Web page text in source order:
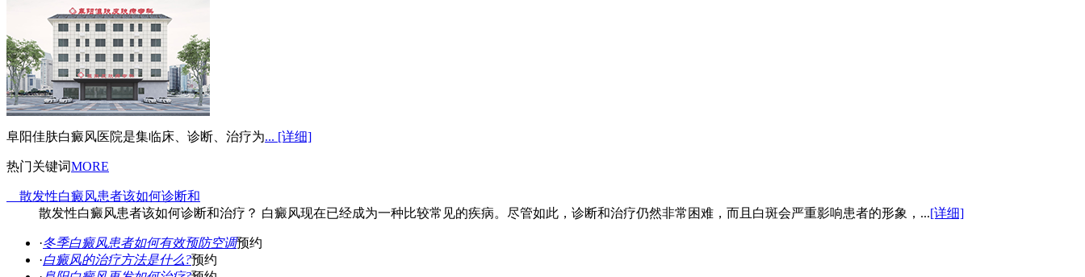
阜阳佳肤白癜风医院是集临床、诊断、治疗为... [详细]
热门关键词MORE
散发性白癜风患者该如何诊断和
散发性白癜风患者该如何诊断和治疗？ 白癜风现在已经成为一种比较常见的疾病。尽管如此，诊断和治疗仍然非常困难，而且白斑会严重影响患者的形象，...[详细]
·冬季白癜风患者如何有效预防空调预约
·白癜风的治疗方法是什么?预约